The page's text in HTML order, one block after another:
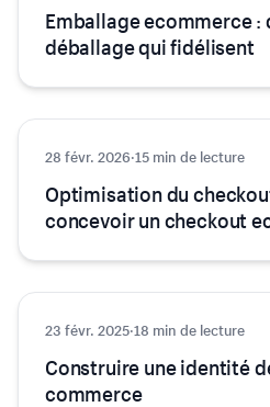
Emballage ecommerce :
déballage qui fidélisent
Design
28 févr. 2026·15 min de lecture
Optimisation du
concevoir un checkout
Design
23 févr. 2025·18 min de lecture
Construire une identité
commerce